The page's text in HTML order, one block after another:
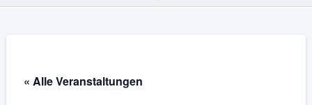
« Alle Veranstaltungen